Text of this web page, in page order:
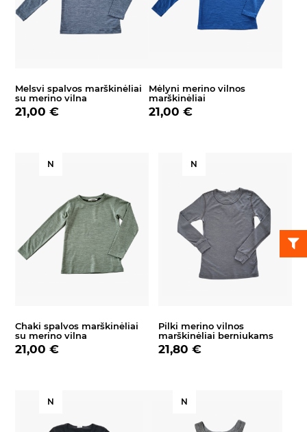
Melsvi spalvos marškinėliai
su merino vilna
21,00 €
Mėlyni merino vilnos
marškinėliai
21,00 €
N
Chaki spalvos marškinėliai
su merino vilna
21,00 €
N
Pilki merino vilnos
marškinėliai berniukams
21,80 €
N N